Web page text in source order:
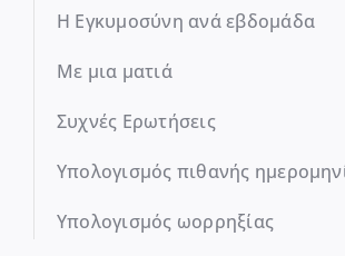
Η Εγκυμοσύνη ανά εβδομάδα
Με μια ματιά
Συχνές Ερωτήσεις
Υπολογισμός πιθανής
Υπολογισμός ωορρηξίας